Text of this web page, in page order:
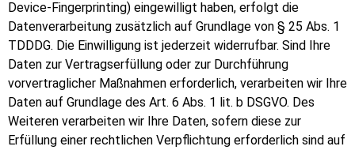
Device-Fingerprinting) eingewilligt haben, erfolgt die
Datenverarbeitung zusätzlich auf Grundlage von § 25 Abs. 1
TDDDG. Die Einwilligung ist jederzeit widerrufbar. Sind Ihre
Daten zur Vertragserfüllung oder zur Durchführung
vorvertraglicher Maßnahmen erforderlich, verarbeiten wir Ihre
Daten auf Grundlage des Art. 6 Abs. 1 lit. b DSGVO. Des
Weiteren verarbeiten wir Ihre Daten, sofern diese zur
Erfüllung einer rechtlichen Verpflichtung erforderlich sind auf